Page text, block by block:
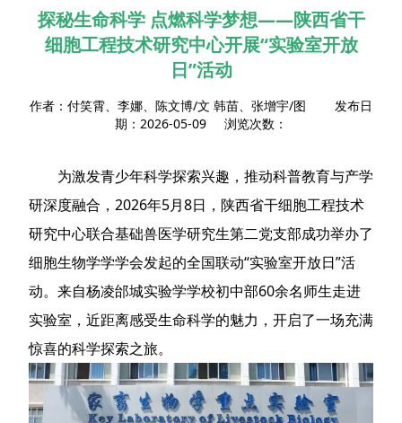
探秘生命科学 点燃科学梦想——陕西省干
细胞工程技术研究中心开展“实验室开放
日”活动
作者：付笑霄、李娜、陈文博/文 韩苗、张增宇/图 发布日
期：2026-05-09 浏览次数：
为激发青少年科学探索兴趣，推动科普教育与产学
研深度融合，2026年5月8日，陕西省干细胞工程技术
研究中心联合基础兽医学研究生第二党支部成功举办了
细胞生物学学学会发起的全国联动“实验室开放日”活
动。来自杨凌邰城实验学学校初中部60余名师生走进
实验室，近距离感受生命科学的魅力，开启了一场充满
惊喜的科学探索之旅。